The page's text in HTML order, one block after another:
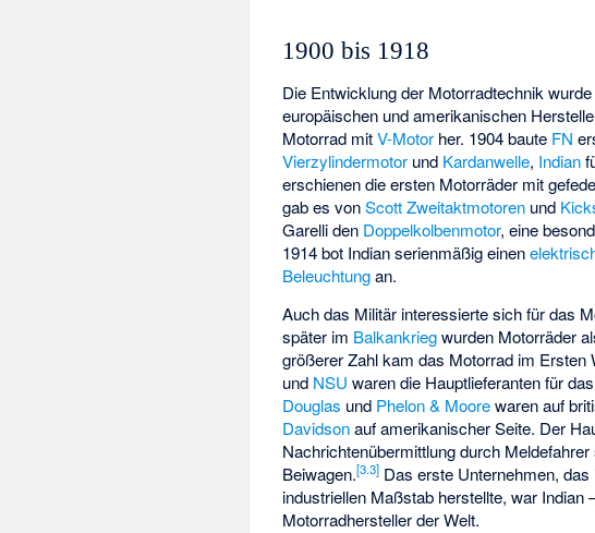
1900 bis 1918
Die Entwicklung der Motorradtechnik
europäischen und amerikanischen
Motorrad mitV-Motor her. 1904 baute FN
Vierzylindermotor und Kardanwelle, Indian
erschienen die ersten Motorräder mit
gab es vonScott Zweitaktmotoren und
Garelliden Doppelkolbenmotor, eine
1914 bot Indian serienmäßig einen
Beleuchtungan.
Auch das Militär interessierte sich für das
später im Balkankriegwurden Motorräder
größerer Zahl kam das Motorrad im
und NSU waren die Hauptlieferanten für
Douglas und Phelon & Moorewaren auf
Davidsonauf amerikanischer Seite. Der
Nachrichtenübermittlung durch
Beiwagen.[3.3] Das erste Unternehmen,
industriellen Maßstab herstellte, war Indian
Motorradhersteller der Welt.